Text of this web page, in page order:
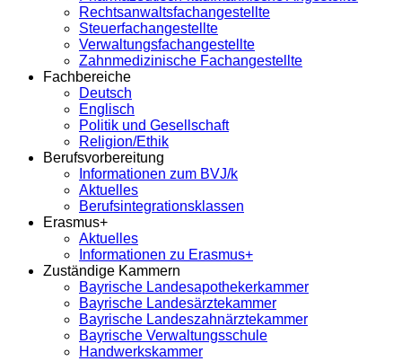
Rechtsanwaltsfachangestellte
Steuerfachangestellte
Verwaltungsfachangestellte
Zahnmedizinische Fachangestellte
Fachbereiche
Deutsch
Englisch
Politik und Gesellschaft
Religion/Ethik
Berufsvorbereitung
Informationen zum BVJ/k
Aktuelles
Berufsintegrationsklassen
Erasmus+
Aktuelles
Informationen zu Erasmus+
Zuständige Kammern
Bayrische Landesapothekerkammer
Bayrische Landesärztekammer
Bayrische Landeszahnärztekammer
Bayrische Verwaltungsschule
Handwerkskammer